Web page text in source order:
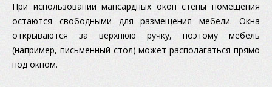
При использовании мансардных окон стены помещения
остаются свободными для размещения мебели. Окна
открываются за верхнюю ручку, поэтому мебель
(например, письменный стол) может располагаться прямо
под окном.